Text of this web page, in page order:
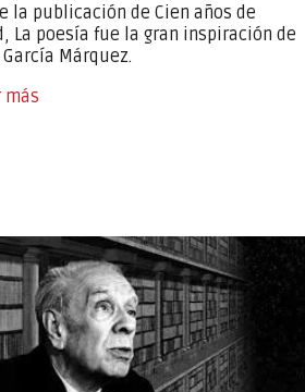
la publicación de Cien años de
La poesía fue la gran inspiración de
Márquez.
más